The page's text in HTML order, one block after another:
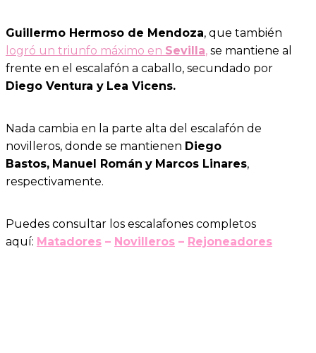
Guillermo Hermoso de Mendoza, que también
logró un triunfo máximo en Sevilla, se mantiene al
frente en el escalafón a caballo, secundado por
Diego Ventura y Lea Vicens.
Nada cambia en la parte alta del escalafón de
novilleros, donde se mantienen Diego
Bastos, Manuel Román y Marcos Linares,
respectivamente.
Puedes consultar los escalafones completos
aquí: Matadores – Novilleros – Rejoneadores